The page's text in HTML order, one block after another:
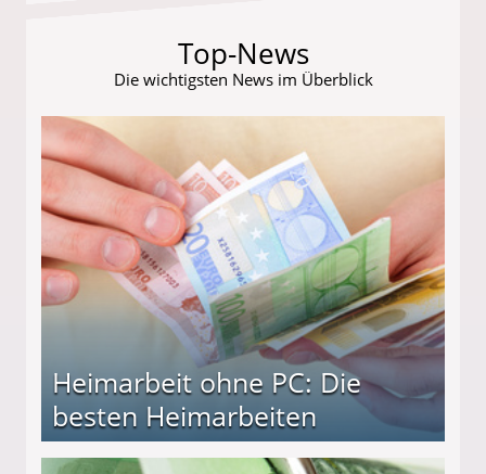
Top-News
Die wichtigsten News im Überblick
Heimarbeit ohne PC: Die
besten Heimarbeiten